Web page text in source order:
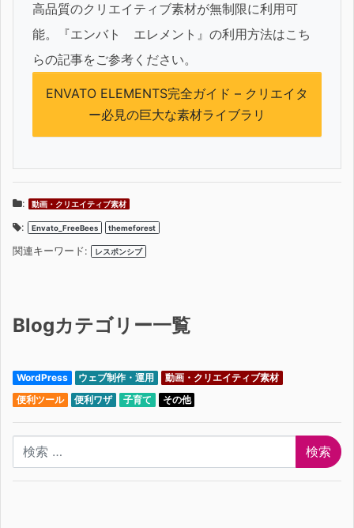
高品質のクリエイティブ素材が無制限に利用可
能。『エンバト エレメント』の利用方法はこち
らの記事をご参考ください。
ENVATO ELEMENTS完全ガイド – クリエイタ
ー必見の巨大な素材ライブラリ
: 動画・クリエイティブ素材
: Envato_FreeBees themeforest
関連キーワード: レスポンシブ
Blogカテゴリー一覧
WordPress ウェブ制作・運用
動画・クリエイティブ素材
便利ツール
便利ワザ 子育て その他
検索